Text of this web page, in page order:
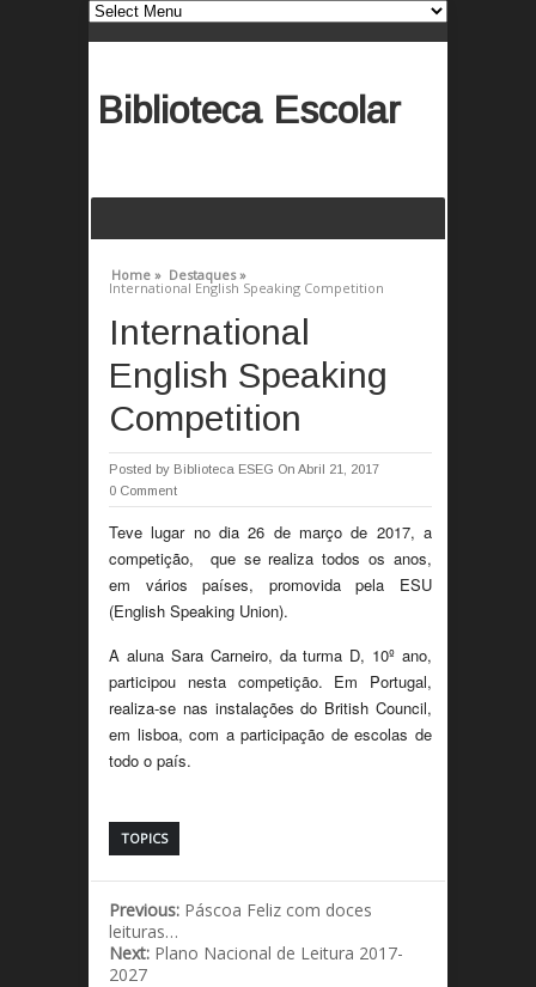
Biblioteca Escolar
Home » Destaques »
International English Speaking Competition
International
English Speaking
Competition
Posted by Biblioteca ESEG On Abril 21, 2017
0 Comment
Teve lugar no dia 26 de março de 2017, a
competição, que se realiza todos os anos,
em vários países, promovida pela ESU
(English Speaking Union).
A aluna Sara Carneiro, da turma D, 10º ano,
participou nesta competição. Em Portugal,
realiza-se nas instalações do British Council,
em lisboa, com a participação de escolas de
todo o país.
TOPICS
Previous: Páscoa Feliz com doces
leituras…
Next: Plano Nacional de Leitura 2017-
2027